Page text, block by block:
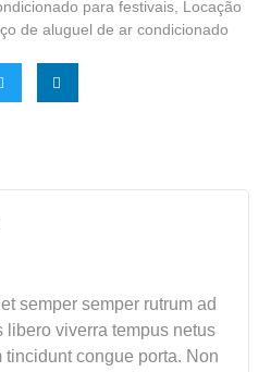
para festivais, Locação
de aluguel de ar condicionado
semper semper rutrum ad
libero viverra tempus netus
congue porta. Non